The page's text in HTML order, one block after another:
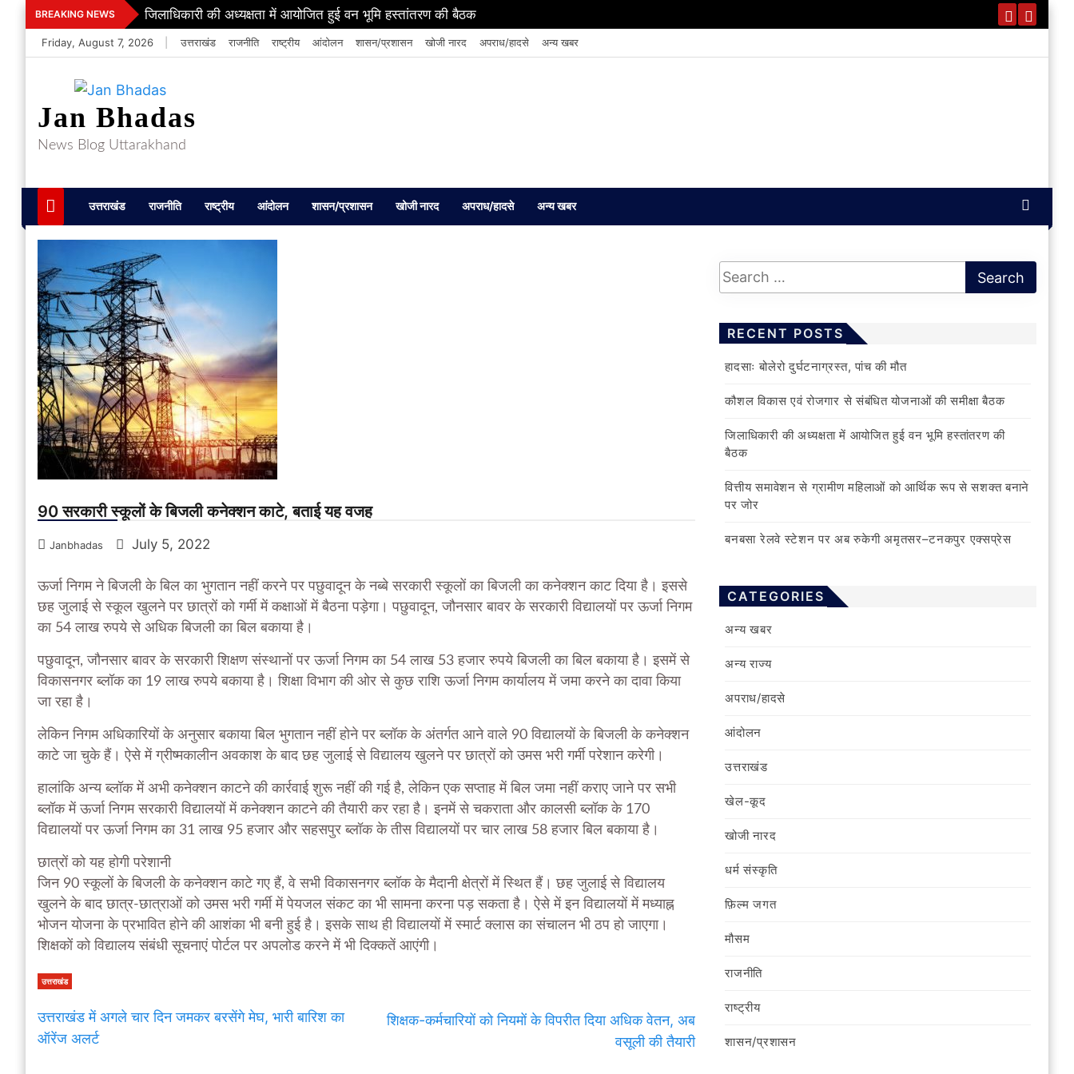
Skip
to
content
BREAKING NEWS जिलाधिकारी की अध्यक्षता में आयोजित हुई वन भूमि हस्तांतरण की बैठक
Friday, August 7, 2026 उत्तराखंड राजनीति राष्ट्रीय आंदोलन शासन/प्रशासन खोजी नारद अपराध/हादसे अन्य खबर
Jan Bhadas
News Blog Uttarakhand
उत्तराखंड राजनीति राष्ट्रीय आंदोलन शासन/प्रशासन खोजी नारद अपराध/हादसे अन्य खबर
90 सरकारी स्कूलों के बिजली कनेक्शन काटे, बताई यह वजह
Janbhadas July 5, 2022
ऊर्जा निगम ने बिजली के बिल का भुगतान नहीं करने पर पछुवादून के नब्बे सरकारी स्कूलों का बिजली का कनेक्शन काट दिया है। इससे
छह जुलाई से स्कूल खुलने पर छात्रों को गर्मी में कक्षाओं में बैठना पड़ेगा। पछुवादून, जौनसार बावर के सरकारी विद्यालयों पर ऊर्जा निगम
का 54 लाख रुपये से अधिक बिजली का बिल बकाया है।
पछुवादून, जौनसार बावर के सरकारी शिक्षण संस्थानों पर ऊर्जा निगम का 54 लाख 53 हजार रुपये बिजली का बिल बकाया है। इसमें से
विकासनगर ब्लॉक का 19 लाख रुपये बकाया है। शिक्षा विभाग की ओर से कुछ राशि ऊर्जा निगम कार्यालय में जमा करने का दावा किया
जा रहा है।
लेकिन निगम अधिकारियों के अनुसार बकाया बिल भुगतान नहीं होने पर ब्लॉक के अंतर्गत आने वाले 90 विद्यालयों के बिजली के कनेक्शन
काटे जा चुके हैं। ऐसे में ग्रीष्मकालीन अवकाश के बाद छह जुलाई से विद्यालय खुलने पर छात्रों को उमस भरी गर्मी परेशान करेगी।
हालांकि अन्य ब्लॉक में अभी कनेक्शन काटने की कार्रवाई शुरू नहीं की गई है, लेकिन एक सप्ताह में बिल जमा नहीं कराए जाने पर सभी
ब्लॉक में ऊर्जा निगम सरकारी विद्यालयों में कनेक्शन काटने की तैयारी कर रहा है। इनमें से चकराता और कालसी ब्लॉक के 170
विद्यालयों पर ऊर्जा निगम का 31 लाख 95 हजार और सहसपुर ब्लॉक के तीस विद्यालयों पर चार लाख 58 हजार बिल बकाया है।
छात्रों को यह होगी परेशानी
जिन 90 स्कूलों के बिजली के कनेक्शन काटे गए हैं, वे सभी विकासनगर ब्लॉक के मैदानी क्षेत्रों में स्थित हैं। छह जुलाई से विद्यालय
खुलने के बाद छात्र-छात्राओं को उमस भरी गर्मी में पेयजल संकट का भी सामना करना पड़ सकता है। ऐसे में इन विद्यालयों में मध्याह्न
भोजन योजना के प्रभावित होने की आशंका भी बनी हुई है। इसके साथ ही विद्यालयों में स्मार्ट क्लास का संचालन भी ठप हो जाएगा।
शिक्षकों को विद्यालय संबंधी सूचनाएं पोर्टल पर अपलोड करने में भी दिक्कतें आएंगी।
उत्तराखंड
उत्तराखंड में अगले चार दिन जमकर बरसेंगे मेघ, भारी बारिश का
ऑरेंज अलर्ट
शिक्षक-कर्मचारियों को नियमों के विपरीत दिया अधिक वेतन, अब
वसूली की तैयारी
RECENT POSTS
हादसाः बोलेरो दुर्घटनाग्रस्त, पांच की मौत
कौशल विकास एवं रोजगार से संबंधित योजनाओं की समीक्षा बैठक
जिलाधिकारी की अध्यक्षता में आयोजित हुई वन भूमि हस्तांतरण की
बैठक
वित्तीय समावेशन से ग्रामीण महिलाओं को आर्थिक रूप से सशक्त बनाने
पर जोर
बनबसा रेलवे स्टेशन पर अब रुकेगी अमृतसर–टनकपुर एक्सप्रेस
CATEGORIES
अन्य खबर
अन्य राज्य
अपराध/हादसे
आंदोलन
उत्तराखंड
खेल-कूद
खोजी नारद
धर्म संस्कृति
फ़िल्‍म जगत
मौसम
राजनीति
राष्ट्रीय
शासन/प्रशासन